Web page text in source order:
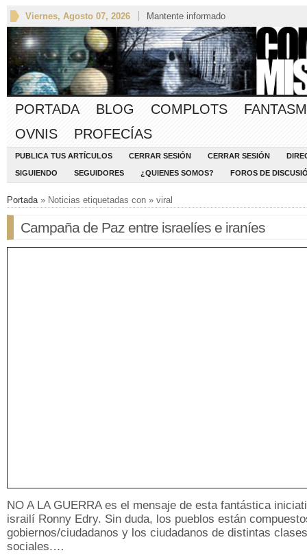
Viernes, Agosto 07, 2026 Mantente informado
PORTADA BLOG COMPLOTS
OVNIS
PROFECÍAS
PUBLICA TUS ARTÍCULOS CERRAR SESIÓN CERRAR SESIÓN
SIGUIENDO SEGUIDORES ¿QUIENES SOMOS? FOROS DE
Portada » Noticias etiquetadas con » viral
Campaña de Paz entre israelíes e iraníes
NO A LA GUERRA es el mensaje de esta fantástica
israilí Ronny Edry. Sin duda, los pueblos están
gobiernos/ciudadanos y los ciudadanos de distintas clases
sociales.…